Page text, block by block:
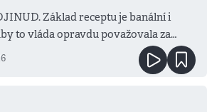
Základ receptu je banální i
to vláda opravdu považovala za